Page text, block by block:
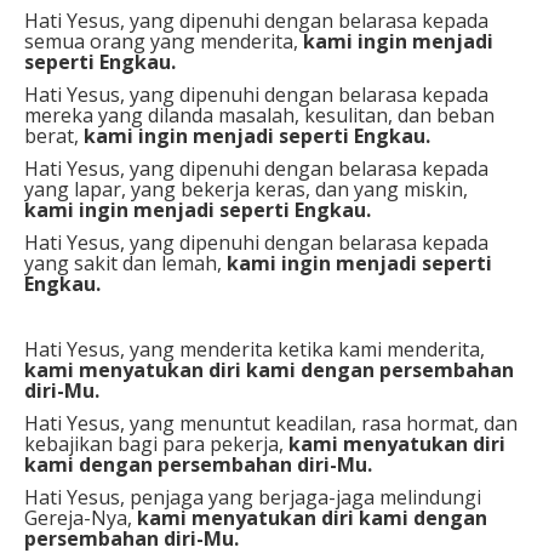
Hati Yesus, yang dipenuhi dengan belarasa kepada
semua orang yang menderita,kami ingin menjadi
seperti Engkau.
Hati Yesus, yang dipenuhi dengan belarasa kepada
mereka yang dilanda masalah, kesulitan, dan beban
berat, kami ingin menjadi seperti Engkau.
Hati Yesus, yang dipenuhi dengan belarasa kepada
yang lapar, yang bekerja keras, dan yang miskin,
kami ingin menjadi seperti Engkau.
Hati Yesus, yang dipenuhi dengan belarasa kepada
yang sakit dan lemah, kami ingin menjadi seperti
Engkau.
Hati Yesus, yang menderita ketika kami menderita,
kami menyatukan diri kami dengan persembahan
diri-Mu.
Hati Yesus, yang menuntut keadilan, rasa hormat, dan
kebajikan bagi para pekerja, kami menyatukan diri
kami dengan persembahan diri-Mu.
Hati Yesus, penjaga yang berjaga-jaga melindungi
Gereja-Nya,kami menyatukan diri kami dengan
persembahan diri-Mu.